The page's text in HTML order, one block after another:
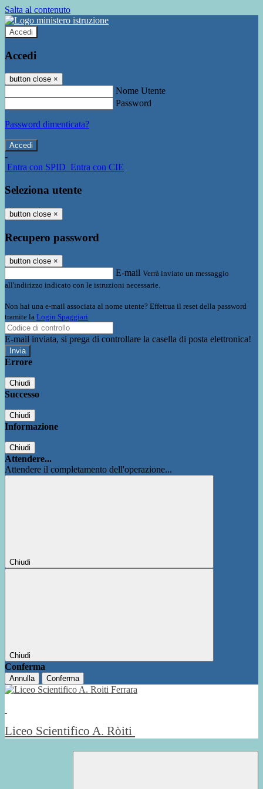
Salta al contenuto
Accedi
Accedi
button close ×
Nome Utente
Password
Password dimenticata?
-
Entra con SPID Entra con CIE
Seleziona utente
button close ×
Recupero password
button close ×
E-mail Verrà inviato un messaggio
all'indirizzo indicato con le istruzioni necessarie.
Non hai una e-mail associata al nome utente? Effettua il reset della password
tramite la Login Spaggiari
E-mail inviata, si prega di controllare la casella di posta elettronica!
Errore
Chiudi
Successo
Chiudi
Informazione
Chiudi
Attendere...
Attendere il completamento dell'operazione...
Chiudi
Chiudi
Conferma
Annulla Conferma
Liceo Scientifico A. Ròiti